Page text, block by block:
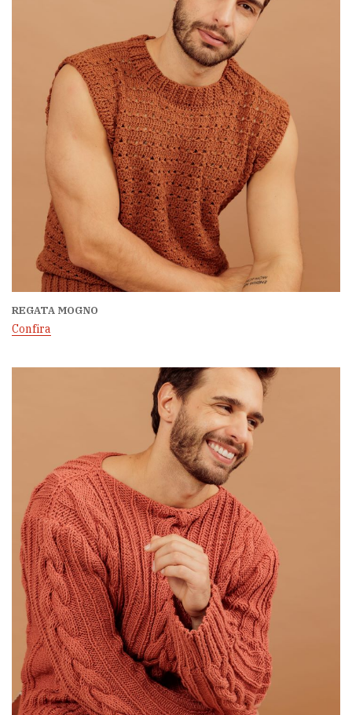
REGATA MOGNO
Confira